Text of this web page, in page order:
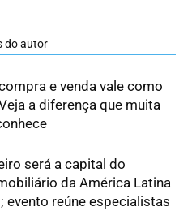
do autor
e venda vale como
a diferença que muita
será a capital do
da América Latina
evento reúne especialistas